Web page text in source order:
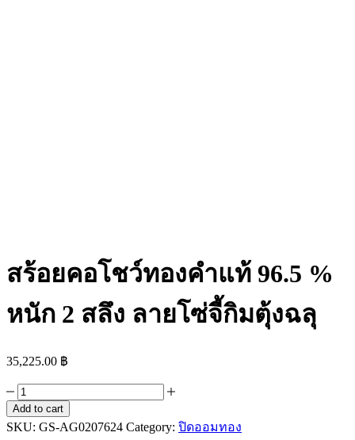
สร้อยคอโชว์ทองคำแท้ 96.5 %
หนัก 2 สลึง ลายโซ่จี้กิมตุ้งฉลุ
35,225.00 ฿
สร้อย
คอ
โชว์
Add to cart
SKU: GS-AG0207624 Category: ปิดออมทอง